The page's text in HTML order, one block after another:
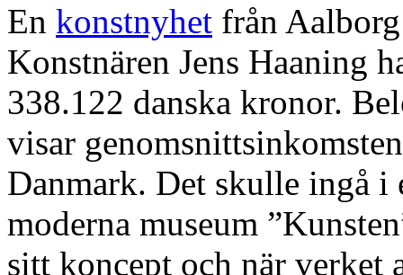
En konstnyhet från
Konstnären Jens Haaning
338.122 danska kronor.
visar
Danmark. Det skulle ingå i
moderna museum
sitt koncept och när verket